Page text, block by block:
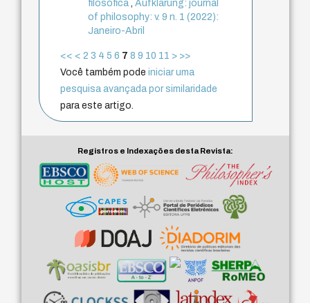
filosófica,Aufklärung: journal
of philosophy: v. 9 n. 1 (2022):
Janeiro-Abril
<< < 2 3 4 5 6 7 8 9 10 11 > >>
Você também podeiniciar uma
pesquisa avançada por similaridade
para este artigo.
Registros e Indexações desta Revista: